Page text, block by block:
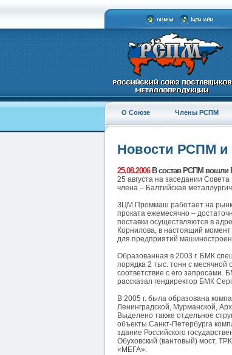
О Союзе Члены РСПМ
Новости РСПМ и
25.08.2006В состав РСПМ вошли
25 августа на заседании
члена – Балтийская
ЗЦМ Проммаш работает на рынке
проката ежемесячно –
поставки осуществляются в
Корнилова, в настоящий
для предприятий
Образованная в 2003 г. БМК
порядка 2 тыс. тонн с месячной
соответствие с его запросами.
рассказал гендиректор БМК
В 2005 г. была образована
Ленинградской, Мурманской,
Выделено также отдельное
объекты Санкт-Петербурга
здание Российского
Обуховский (вантовый) мост,
«МЕГА».